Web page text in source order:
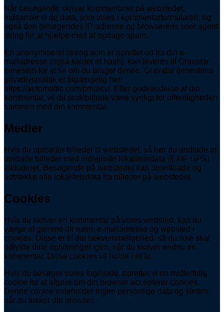
Når besøgende skriver kommentarer på webstedet,
indsamler vi de data, som vises i kommentarformularen, og
også den besøgendes IP-adresse og browserens user agent
string for at hjælpe med at opdage spam.
En anonymiseret streng som er oprettet ud fra din e-
mailadresse (også kaldet et hash), kan leveres til Gravatar
tjenesten for at se om du bruger denne. Gravatar tjenestens
privatlivspolitik er tilgængelig her:
https://automattic.com/privacy/. Efter godkendelse af din
kommentar, vil dit profilbillede være synligt for offentligheden
sammen med din kommentar.
Medier
Hvis du uploader billeder til webstedet, så bør du undlade at
uploade billeder med indlejrede lokalitetsdata (EXIF GPS)
inkluderet. Besøgende på webstedet kan downloade og
udtrække alle lokalitetsdata fra billeder på webstedet.
Cookies
Hvis du skriver en kommentar på vores websted, kan du
vælge at gemme dit navn, e-mailadresse og websted i
cookies. Disse er til din bekvemmeligehed, så du ikke skal
udfylde dine oplysninger igen, når du skriver endnu en
kommentar. Disse cookies vil holde i et år.
Hvis du besøger vores loginside, opretter vi en midlertidig
cookie for at afgøre om din browser accepterer cookies.
Denne cookie indeholder ingen personlige data og slettes,
når du lukker din browser.